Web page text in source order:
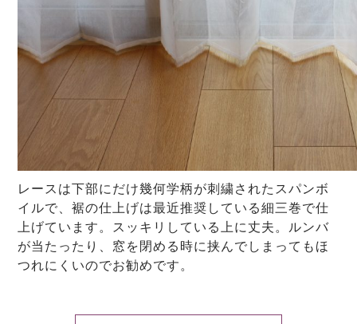
レースは下部にだけ幾何学柄が刺繍されたスパンボ
イルで、裾の仕上げは最近推奨している細三巻で仕
上げています。スッキリしている上に丈夫。ルンバ
が当たったり、窓を閉める時に挟んでしまってもほ
つれにくいのでお勧めです。